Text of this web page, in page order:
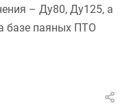
– Ду80, Ду125, а
базе паяных ПТО